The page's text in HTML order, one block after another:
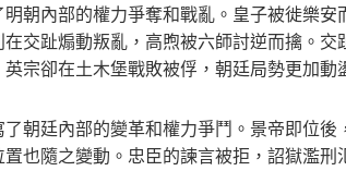
內部的權力爭奪和戰亂。皇子被徙樂安
交趾煽動叛亂，高煦被六師討逆而擒。
宗卻在土木堡戰敗被俘，朝廷局勢更加動
廷內部的變革和權力爭鬥。景帝即位後
也隨之變動。忠臣的諫言被拒，詔獄濫